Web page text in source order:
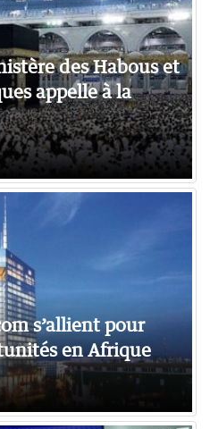
des Habous et
appelle à la
s’allient pour
en Afrique